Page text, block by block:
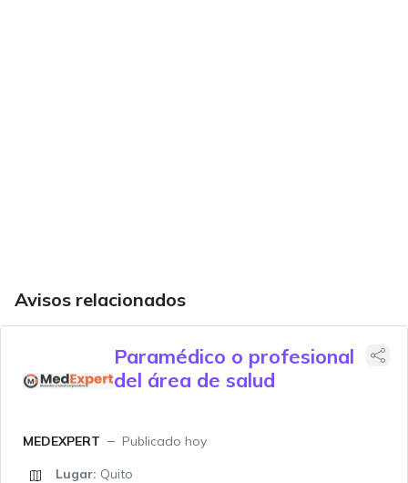
Avisos relacionados
Paramédico o profesional
del área de salud
MEDEXPERT
Publicado hoy
Lugar: Quito